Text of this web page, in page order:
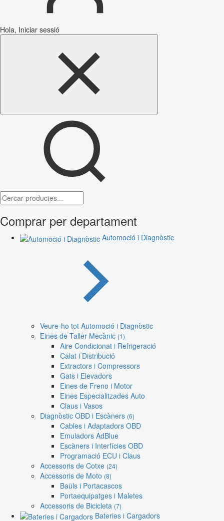
Hola, Iniciar sessió
Comprar per departament
Automoció i Diagnòstic
Veure-ho tot Automoció i Diagnòstic
Eines de Taller Mecànic (1)
Aire Condicionat i Refrigeració
Calat i Distribució
Extractors i Compressors
Gats i Elevadors
Eines de Freno i Motor
Eines Especialitzades Auto
Claus i Vasos
Diagnòstic OBD i Escàners (6)
Cables i Adaptadors OBD
Emuladors AdBlue
Escàners i Interfícies OBD
Programació ECU i Claus
Accessoris de Cotxe (24)
Accessoris de Moto (8)
Baüls i Portacascos
Portaequipatges i Maletes
Accessoris de Bicicleta (7)
Bateries i Cargadors